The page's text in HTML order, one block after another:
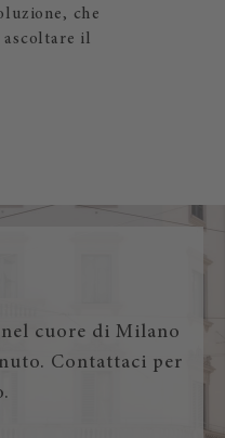
tutto il mondo.
cuore di Milano
Contattaci per